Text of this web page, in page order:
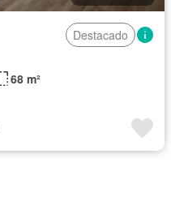
Destacado
68 m²